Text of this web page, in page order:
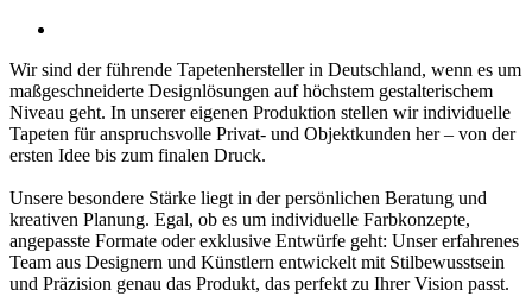
Wir sind der führende Tapetenhersteller in Deutschland, wenn es um
maßgeschneiderte Designlösungen auf höchstem gestalterischem
Niveau geht. In unserer eigenen Produktion stellen wir individuelle
Tapeten für anspruchsvolle Privat- und Objektkunden her – von der
ersten Idee bis zum finalen Druck.
Unsere besondere Stärke liegt in der persönlichen Beratung und
kreativen Planung. Egal, ob es um individuelle Farbkonzepte,
angepasste Formate oder exklusive Entwürfe geht: Unser erfahrenes
Team aus Designern und Künstlern entwickelt mit Stilbewusstsein
und Präzision genau das Produkt, das perfekt zu Ihrer Vision passt.